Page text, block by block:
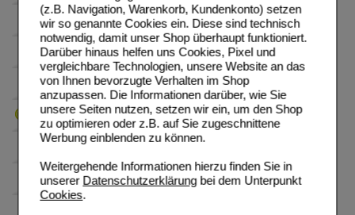
(z.B. Navigation, Warenkorb, Kundenkonto) setzen
wir so genannte Cookies ein. Diese sind technisch
notwendig, damit unser Shop überhaupt funktioniert.
Darüber hinaus helfen uns Cookies, Pixel und
vergleichbare Technologien, unsere Website an das
von Ihnen bevorzugte Verhalten im Shop
anzupassen. Die Informationen darüber, wie Sie
unsere Seiten nutzen, setzen wir ein, um den Shop
zu optimieren oder z.B. auf Sie zugeschnittene
Werbung einblenden zu können.
Weitergehende Informationen hierzu finden Sie in
unserer Datenschutzerklärungbei dem Unterpunkt
Cookies.